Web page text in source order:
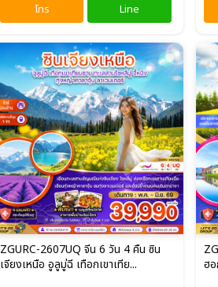
โทร Line
ZGURC-2607UQ จีน 6 วัน 4 คืน ซิน
เจียงเหนือ อูลูมู่ฉี เทือกเขาเทีย...
ฮอ